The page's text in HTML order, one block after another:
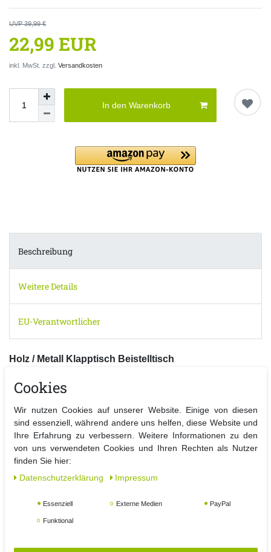
UVP 39,99 €
22,99 EUR
inkl. MwSt. zzgl. Versandkosten
In den Warenkorb
Beschreibung
Weitere Details
EU-Verantwortlicher
Holz / Metall Klapptisch Beistelltisch
In sekundenschnelle ist dieser Klapp - Tisch mit wenigen
Handgriffen aufgebaut und auch wieder zusammengeklappt.
Dieser Beistelltisch passt für ein spontanes Picknick, auf dem
Campingplatz oder einfach auf dem Balkon oder Terrasse....
Details:
- Größe aufgestellt ca.: 45 cm x 45 cm x 50 cm (Breite x Tiefe x
- einfach zusammenklappbar - Dicke dann 3 cm
- Material: Platte Holz lackiert natur , Gestell : Metall
- Witterungs- und wetterfest , pflegeleicht
Cookies
Wir nutzen Cookies auf unserer Website. Einige von diesen
sind essenziell, während andere uns helfen, diese Website und
Ihre Erfahrung zu verbessern. Weitere Informationen zu den
von uns verwendeten Cookies und Ihren Rechten als Nutzer
finden Sie hier:
Daten­schutz­erklärung
Impressum
Essenziell Externe Medien PayPal
Funktional